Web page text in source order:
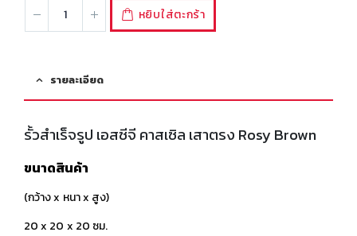
หยิบใส่ตะกร้า
รายละเอียด
รั้วสำเร็จรูป เอสซีจี คาสเซิล เสาตรง Rosy Brown
ขนาดสินค้า
(กว้าง x หนา x สูง)
20 x 20 x 20 ซม.